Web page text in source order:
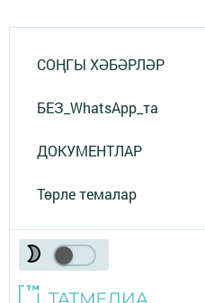
СОҢГЫ ХӘБӘРЛӘР
БЕЗ_WhatsApp_та
ДОКУМЕНТЛАР
Төрле темалар